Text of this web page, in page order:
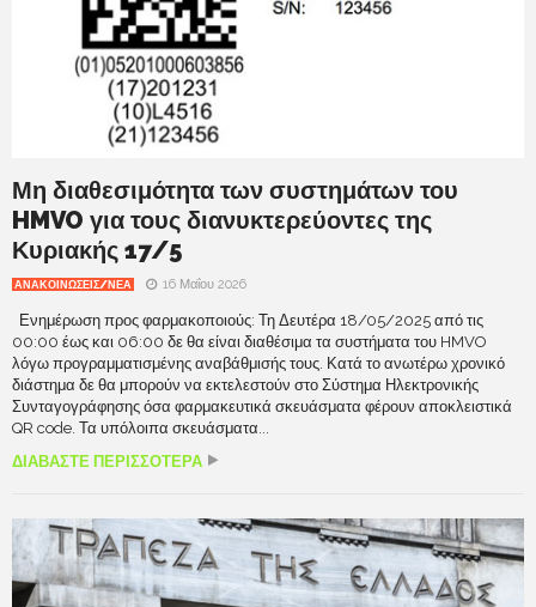
Μη διαθεσιμότητα των συστημάτων του
HMVO για τους διανυκτερεύοντες της
Κυριακής 17/5
ΑΝΑΚΟΙΝΩΣΕΙΣ/ΝΕΑ 16 Μαΐου 2026
Ενημέρωση προς φαρμακοποιούς: Τη Δευτέρα 18/05/2025 από τις
00:00 έως και 06:00 δε θα είναι διαθέσιμα τα συστήματα του HMVO
λόγω προγραμματισμένης αναβάθμισής τους. Κατά το ανωτέρω χρονικό
διάστημα δε θα μπορούν να εκτελεστούν στο Σύστημα Ηλεκτρονικής
Συνταγογράφησης όσα φαρμακευτικά σκευάσματα φέρουν αποκλειστικά
QR code. Τα υπόλοιπα σκευάσματα...
ΔΙΑΒΑΣΤΕ ΠΕΡΙΣΣΟΤΕΡΑ